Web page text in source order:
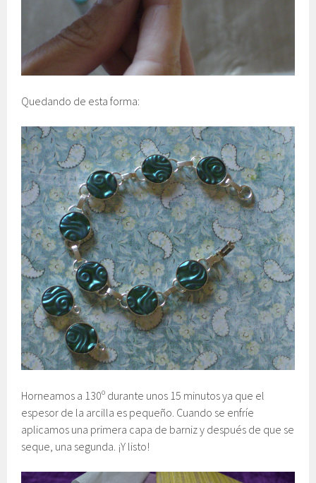
Quedando de esta forma:
Horneamos a 130º durante unos 15 minutos ya que el
espesor de la arcilla es pequeño. Cuando se enfríe
aplicamos una primera capa de barniz y después de que se
seque, una segunda. ¡Y listo!